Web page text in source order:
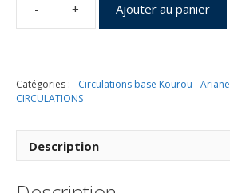
quantité
de
Lancement
4
Ajouter au panier
Catégories : - Circulations base Kourou - Ariane
CIRCULATIONS
Description